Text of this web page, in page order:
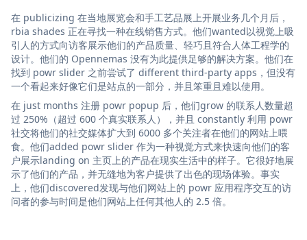
在 publicizing 在当地展览会和手工艺品展上开展业务几个月后，
rbia shades 正在寻找一种在线销售方式。他们wanted以视觉上吸
引人的方式向访客展示他们的产品质量、轻巧且符合人体工程学的
设计。他们的 Opennemas 没有为此提供足够的解决方案。他们在
找到 powr slider 之前尝试了 different third-party apps，但没有
一个看起来好像它们是站点的一部分，并且笨重且难以使用。
在 just months 注册 powr popup 后，他们grow 的联系人数量超
过 250%（超过 600 个真实联系人），并且 constantly 利用 powr
社交将他们的社交媒体扩大到 6000 多个关注者在他们的网站上喂
食。他们added powr slider 作为一种视觉方式来快速向他们的客
户展示landing on 主页上的产品在现实生活中的样子。它很好地展
示了他们的产品，并无缝地为客户提供了出色的现场体验。事实
上，他们discovered发现与他们网站上的 powr 应用程序交互的访
问者的参与时间是他们网站上任何其他人的 2.5 倍。